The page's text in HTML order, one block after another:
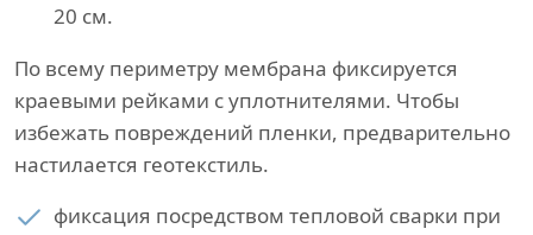
20 см.
По всему периметру мембрана фиксируется
краевыми рейками с уплотнителями. Чтобы
избежать повреждений пленки, предварительно
настилается геотекстиль.
фиксация посредством тепловой сварки при